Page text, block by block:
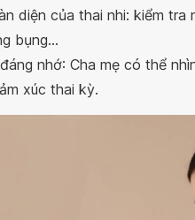
diện của thai nhi: kiểm
bụng…
nhớ: Cha mẹ có thể
xúc thai kỳ.